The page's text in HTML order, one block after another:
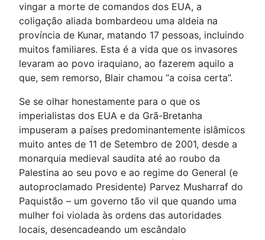
vingar a morte de comandos dos EUA, a
coligação aliada bombardeou uma aldeia na
província de Kunar, matando 17 pessoas, incluindo
muitos familiares. Esta é a vida que os invasores
levaram ao povo iraquiano, ao fazerem aquilo a
que, sem remorso, Blair chamou “a coisa certa”.
Se se olhar honestamente para o que os
imperialistas dos EUA e da Grã-Bretanha
impuseram a países predominantemente islâmicos
muito antes de 11 de Setembro de 2001, desde a
monarquia medieval saudita até ao roubo da
Palestina ao seu povo e ao regime do General (e
autoproclamado Presidente) Parvez Musharraf do
Paquistão – um governo tão vil que quando uma
mulher foi violada às ordens das autoridades
locais, desencadeando um escândalo